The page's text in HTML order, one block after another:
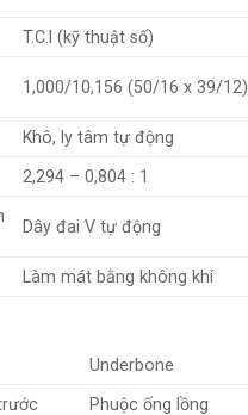
T.C.I (kỹ thuật số)
1,000/10,156 (50/16 x 39/12)
Khô, ly tâm tự động
2,294 – 0,804 : 1
Dây đai V tự động
Làm mát bằng không khí
Underbone
Phuộc ống lồng